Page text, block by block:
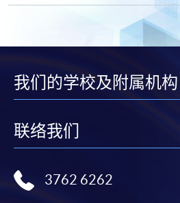
申请表
报名办法
入网上服务网页，然后按照指示
我们的学校及附属机构
联络我们
3762 6262